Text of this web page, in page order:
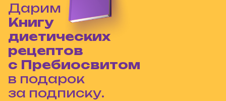
Дарим
Книгу
диетических
рецептов
с Пребиосвитом
в подарок
за подписку.